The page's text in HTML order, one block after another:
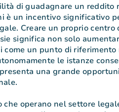
di guadagnare un reddito
è un incentivo significativo
Creare un proprio
significa non solo
come un punto di
le istanze
una grande
che operano nel settore